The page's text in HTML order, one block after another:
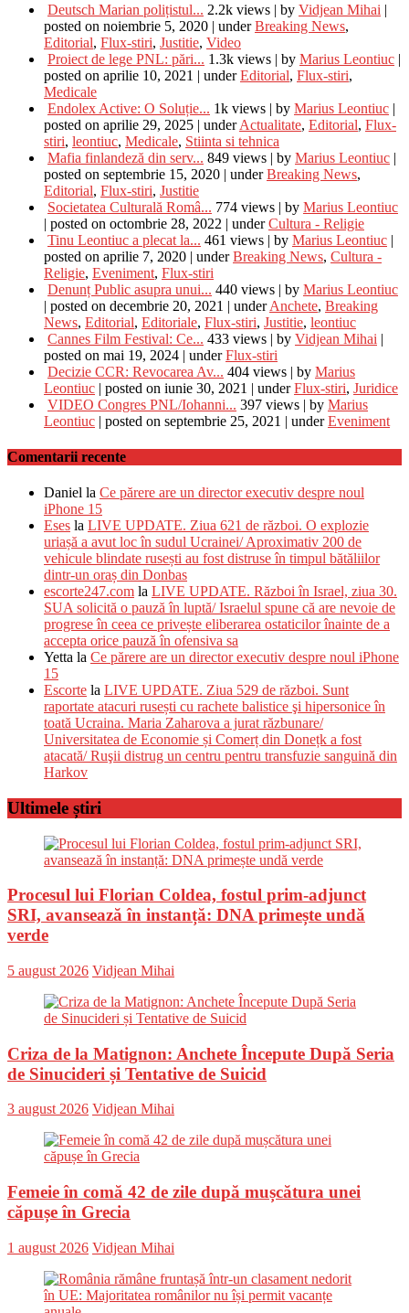
Deutsch Marian polițistul... 2.2k views | by Vidjean Mihai |
posted on noiembrie 5, 2020 | underBreaking News,
Editorial, Flux-stiri, Justitie, Video
Proiect de lege PNL: pări... 1.3k views | by Marius Leontiuc |
posted on aprilie 10, 2021 | underEditorial, Flux-stiri,
Medicale
Endolex Active: O Soluție... 1k views | by Marius Leontiuc |
posted on aprilie 29, 2025 | underActualitate, Editorial, Flux-
stiri, leontiuc, Medicale, Stiinta si tehnica
Mafia finlandeză din serv... 849 views | by Marius Leontiuc |
posted on septembrie 15, 2020 | underBreaking News,
Editorial, Flux-stiri, Justitie
Societatea Culturală Româ... 774 views | by Marius Leontiuc
| posted on octombrie 28, 2022 | underCultura - Religie
Tinu Leontiuc a plecat la... 461 views | by Marius Leontiuc |
posted on aprilie 7, 2020 | underBreaking News, Cultura -
Religie, Eveniment, Flux-stiri
Denunț Public asupra unui... 440 views | by Marius Leontiuc
| posted on decembrie 20, 2021 | underAnchete, Breaking
News, Editorial, Editoriale, Flux-stiri, Justitie, leontiuc
Cannes Film Festival: Ce... 433 views | by Vidjean Mihai |
posted on mai 19, 2024 | underFlux-stiri
Decizie CCR: Revocarea Av... 404 views | by Marius
Leontiuc | posted on iunie 30, 2021 | underFlux-stiri, Juridice
VIDEO Congres PNL/Iohanni... 397 views | by Marius
Leontiuc | posted on septembrie 25, 2021 | underEveniment
Comentarii recente
Daniel la Ce părere are un director executiv despre noul
iPhone 15
Eses la LIVE UPDATE. Ziua 621 de război. O explozie
uriașă a avut loc în sudul Ucrainei/ Aproximativ 200 de
vehicule blindate rusești au fost distruse în timpul bătăliilor
dintr-un oraș din Donbas
escorte247.com la LIVE UPDATE. Război în Israel, ziua 30.
SUA solicită o pauză în luptă/ Israelul spune că are nevoie de
progrese în ceea ce privește eliberarea ostaticilor înainte de a
accepta orice pauză în ofensiva sa
Yetta la Ce părere are un director executiv despre noul iPhone
15
Escorte la LIVE UPDATE. Ziua 529 de război. Sunt
raportate atacuri rusești cu rachete balistice şi hipersonice în
toată Ucraina. Maria Zaharova a jurat răzbunare/
Universitatea de Economie și Comerț din Donețk a fost
atacată/ Ruşii distrug un centru pentru transfuzie sanguină din
Harkov
Ultimele știri
Procesul lui Florian Coldea, fostul prim-adjunct
SRI, avansează în instanță: DNA primește undă
verde
Posted
5 august 2026 Author
Vidjean Mihai
Criza de la Matignon: Anchete Începute După Seria
de Sinucideri și Tentative de Suicid
Posted
3 august 2026 Author
Vidjean Mihai
Femeie în comă 42 de zile după mușcătura unei
căpușe în Grecia
Posted
1 august 2026 Author
Vidjean Mihai